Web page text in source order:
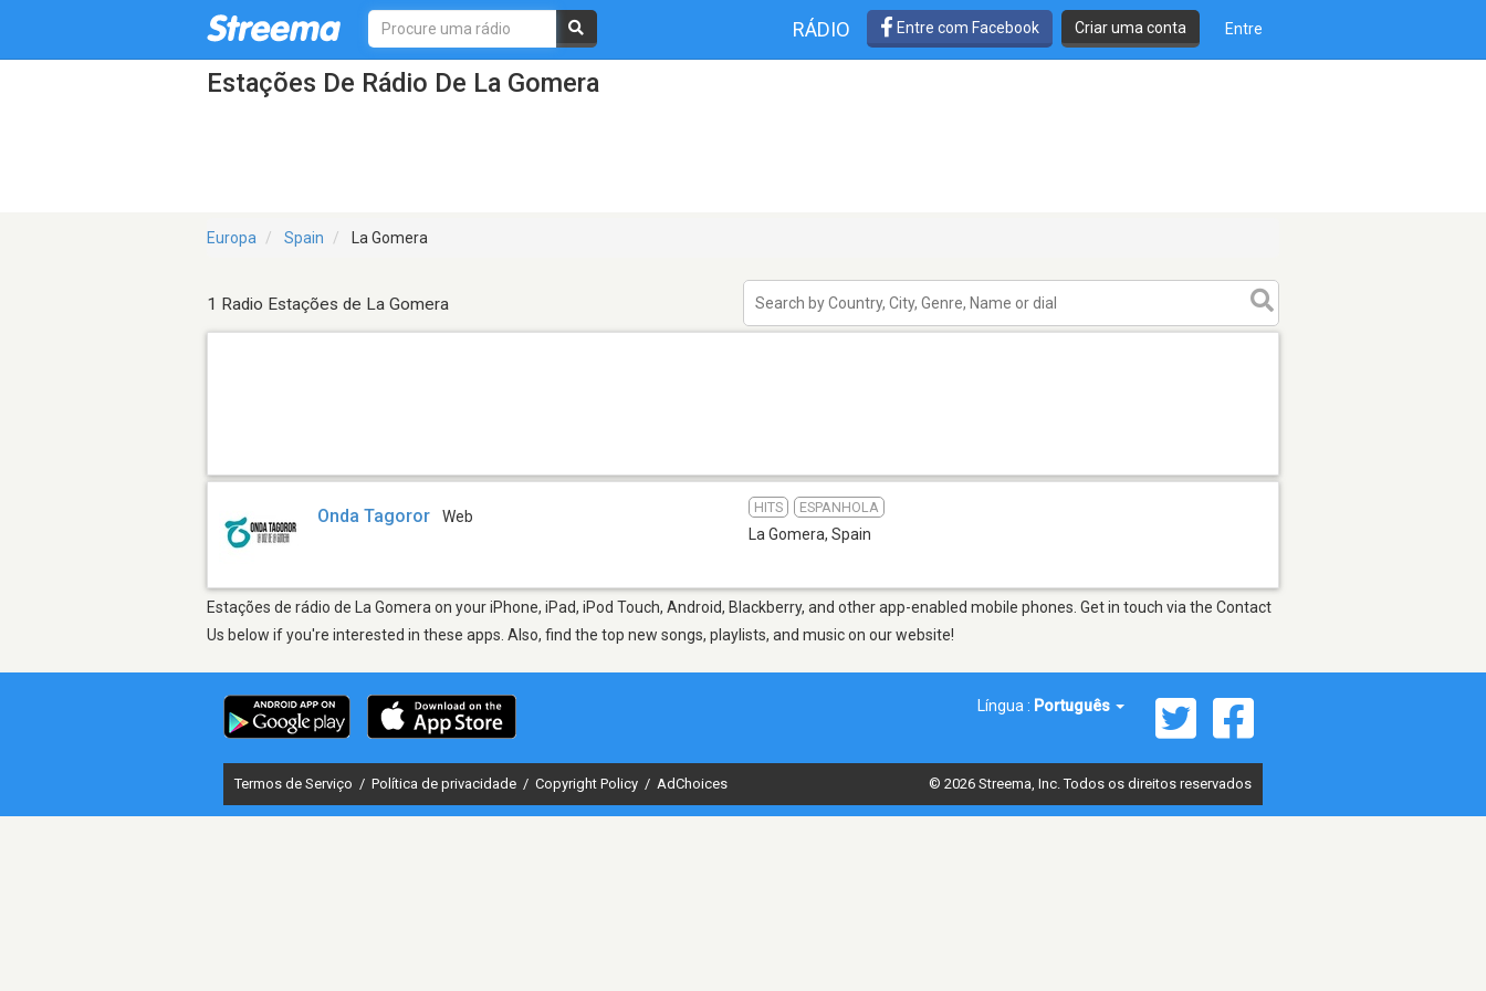
RÁDIO Entre com Facebook Criar uma conta Entre
Estações De Rádio De La Gomera
Europa Spain La Gomera
1 Radio Estações de La Gomera
Onda Tagoror Web
HITS ESPANHOLA
La Gomera, Spain
Estações de rádio de La Gomera on your iPhone, iPad, iPod Touch, Android, Blackberry, and other app-enabled mobile phones. Get in touch via the Contact
Us below if you're interested in these apps. Also, find the top new songs, playlists, and music on our website!
Língua : Português
Termos de Serviço / Política de privacidade / Copyright Policy / AdChoices © 2026 Streema, Inc. Todos os direitos reservados